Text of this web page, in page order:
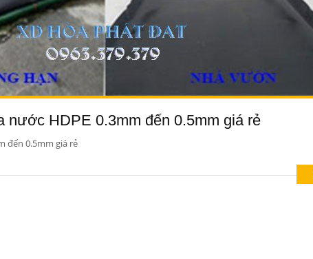
nước HDPE 0.3mm đến 0.5mm giá rẻ
đến 0.5mm giá rẻ